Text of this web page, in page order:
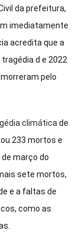
da prefeitura,
imediatamente
acredita que a
d e 2022
pelo
climáticade
233 mortos e
de março do
sete mortos,
e a faltas de
como as